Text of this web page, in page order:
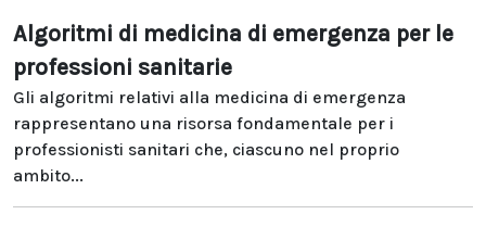
Algoritmi di medicina di emergenza per le
professioni sanitarie
Gli algoritmi relativi alla medicina di emergenza
rappresentano una risorsa fondamentale per i
professionisti sanitari che, ciascuno nel proprio
ambito...